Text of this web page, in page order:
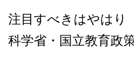
注目すべきはやはり
科学省・国立教育政